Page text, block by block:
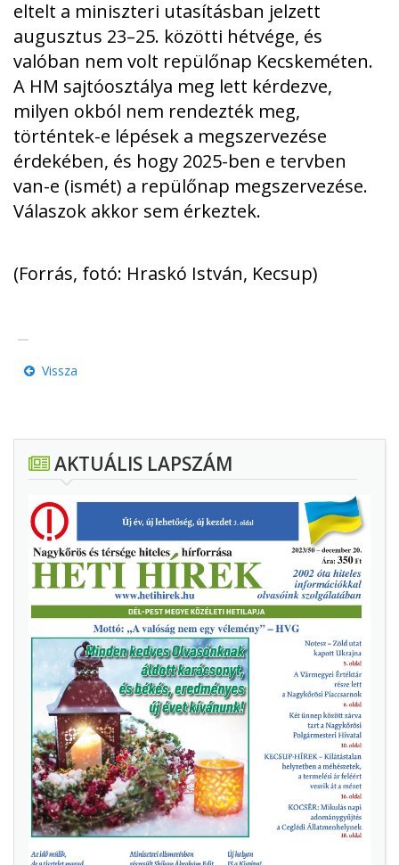
eltelt a miniszteri utasításban jelzett
augusztus 23–25. közötti hétvége, és
valóban nem volt repülőnap Kecskeméten.
A HM sajtóosztálya meg lett kérdezve,
milyen okból nem rendezték meg,
történtek-e lépések a megszervezése
érdekében, és hogy 2025-ben e tervben
van-e (ismét) a repülőnap megszervezése.
Válaszok akkor sem érkeztek.
(Forrás, fotó: Hraskó István, Kecsup)
Vissza
AKTUÁLIS LAPSZÁM